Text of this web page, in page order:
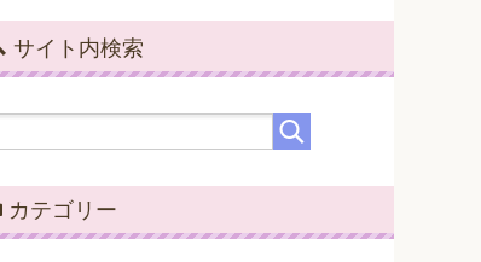
サイト内検索
カテゴリー